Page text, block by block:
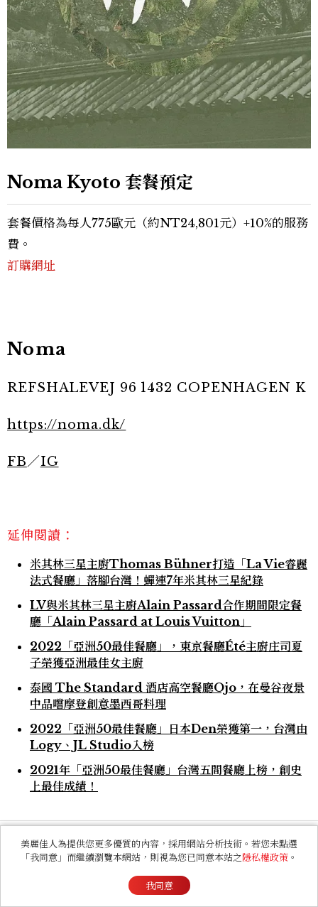
Noma Kyoto 套餐預定
套餐價格為每人775歐元（約NT24,801元）+10%的服務
費。
訂購網址
Noma
REFSHALEVEJ 96 1432 COPENHAGEN K
https://noma.dk/
FB／IG
延伸閱讀：
米其林三星主廚Thomas Bühner打造「La Vie睿麗
法式餐廳」落腳台灣！蟬連7年米其林三星紀錄
LV與米其林三星主廚Alain Passard合作期間限定餐
廳「Alain Passard at Louis Vuitton」
2022「亞洲50最佳餐廳」，東京餐廳Été主廚庄司夏
子榮獲亞洲最佳女主廚
泰國 The Standard 酒店高空餐廳Ojo，在曼谷夜景
中品嚐摩登創意墨西哥料理
2022「亞洲50最佳餐廳」日本Den榮獲第一，台灣由
Logy、JL Studio入榜
2021年「亞洲50最佳餐廳」台灣五間餐廳上榜，創史
上最佳成績！
#NOMA #ACE Hotel #Kyoto
#京都
#餐廳
美麗佳人為提供您更多優質的內容，採用網站分析技術。若您未點選
「我同意」而繼續瀏覽本網站，則視為您已同意本站之隱私權政策 。
我同意